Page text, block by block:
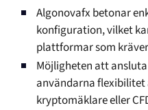
Algonovafx betonar
konfiguration, vilket
plattformar som
Möjligheten att
användarna
kryptomäklare eller